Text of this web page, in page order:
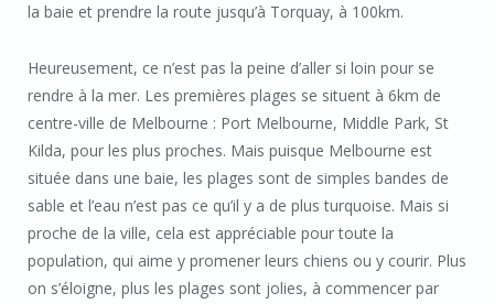
la baie et prendre la route jusqu’à Torquay, à 100km.
Heureusement, ce n’est pas la peine d’aller si loin pour se
rendre à la mer. Les premières plages se situent à 6km de
centre-ville de Melbourne : Port Melbourne, Middle Park, St
Kilda, pour les plus proches. Mais puisque Melbourne est
située dans une baie, les plages sont de simples bandes de
sable et l’eau n’est pas ce qu’il y a de plus turquoise. Mais si
proche de la ville, cela est appréciable pour toute la
population, qui aime y promener leurs chiens ou y courir. Plus
on s’éloigne, plus les plages sont jolies, à commencer par